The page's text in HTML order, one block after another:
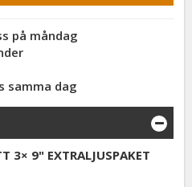
på måndag
samma dag
3× 9" EXTRALJUSPAKET